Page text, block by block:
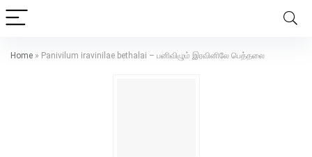
Home » Panivilum iravinilae bethalai – பனிவிழும் இரவினிலே பெத்தலை